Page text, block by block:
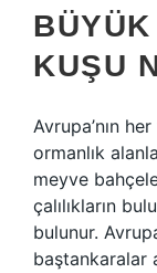
KUŞU
Avrupa’nın
ormanlık
meyve
çalılıkların
bulunur.
baştankaralar